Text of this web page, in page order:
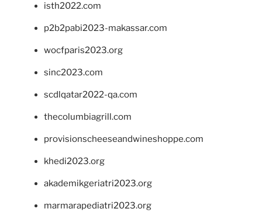
isth2022.com
p2b2pabi2023-makassar.com
wocfparis2023.org
sinc2023.com
scdlqatar2022-qa.com
thecolumbiagrill.com
provisionscheeseandwineshoppe.com
khedi2023.org
akademikgeriatri2023.org
marmarapediatri2023.org